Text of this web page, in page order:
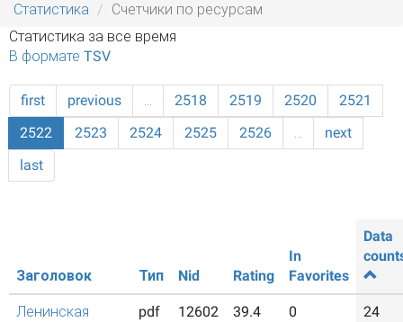
Статистика
Счетчики по ресурсам
Статистика за все время
В формате TSV
first previous … 2518 2519 2520
2521
2522
2523 2524 2525 2526 …
next
last
Заголовок Тип Nid Rating
In
Favorites
Data
Ленинская
pdf 12602 39.4 0 24